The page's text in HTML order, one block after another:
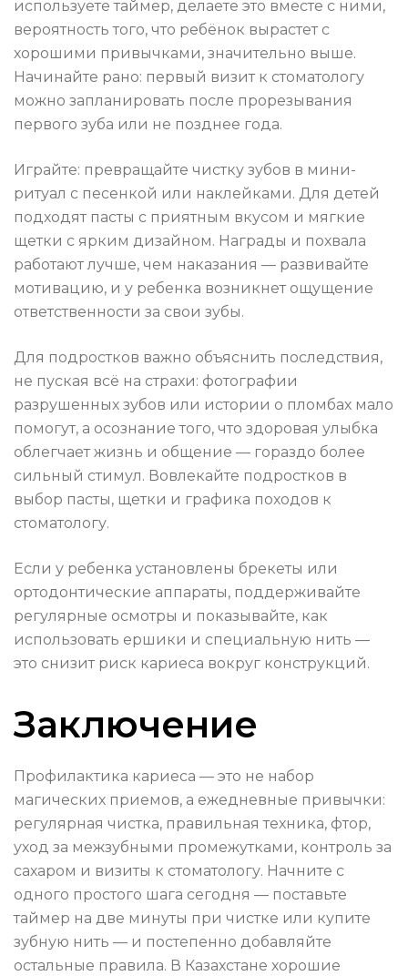
используете таймер, делаете это вместе с ними,
вероятность того, что ребёнок вырастет с
хорошими привычками, значительно выше.
Начинайте рано: первый визит к стоматологу
можно запланировать после прорезывания
первого зуба или не позднее года.
Играйте: превращайте чистку зубов в мини-
ритуал с песенкой или наклейками. Для детей
подходят пасты с приятным вкусом и мягкие
щетки с ярким дизайном. Награды и похвала
работают лучше, чем наказания — развивайте
мотивацию, и у ребенка возникнет ощущение
ответственности за свои зубы.
Для подростков важно объяснить последствия,
не пуская всё на страхи: фотографии
разрушенных зубов или истории о пломбах мало
помогут, а осознание того, что здоровая улыбка
облегчает жизнь и общение — гораздо более
сильный стимул. Вовлекайте подростков в
выбор пасты, щетки и графика походов к
стоматологу.
Если у ребенка установлены брекеты или
ортодонтические аппараты, поддерживайте
регулярные осмотры и показывайте, как
использовать ершики и специальную нить —
это снизит риск кариеса вокруг конструкций.
Заключение
Профилактика кариеса — это не набор
магических приемов, а ежедневные привычки:
регулярная чистка, правильная техника, фтор,
уход за межзубными промежутками, контроль за
сахаром и визиты к стоматологу. Начните с
одного простого шага сегодня — поставьте
таймер на две минуты при чистке или купите
зубную нить — и постепенно добавляйте
остальные правила. В Казахстане хорошие